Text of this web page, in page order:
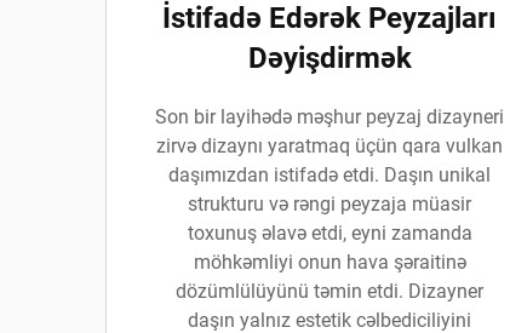
İstifadə Edərək Peyzajları
Dəyişdirmək
Son bir layihədə məşhur peyzaj dizayneri
zirvə dizaynı yaratmaq üçün qara vulkan
daşımızdan istifadə etdi. Daşın unikal
strukturu və rəngi peyzaja müasir
toxunuş əlavə etdi, eyni zamanda
möhkəmliyi onun hava şəraitinə
dözümlülüyünü təmin etdi. Dizayner
daşın yalnız estetik cəlbediciliyini